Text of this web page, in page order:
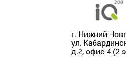
г. Нижний
ул.
д.2, офис 4 (2